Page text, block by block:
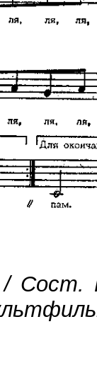
Сост.